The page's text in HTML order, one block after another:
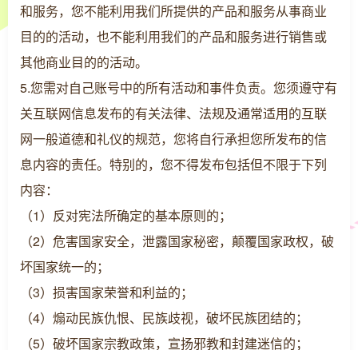
和服务，您不能利用我们所提供的产品和服务从事商业
目的的活动，也不能利用我们的产品和服务进行销售或
其他商业目的的活动。
5.您需对自己账号中的所有活动和事件负责。您须遵守有
关互联网信息发布的有关法律、法规及通常适用的互联
网一般道德和礼仪的规范，您将自行承担您所发布的信
息内容的责任。特别的，您不得发布包括但不限于下列
内容：
（1）反对宪法所确定的基本原则的；
（2）危害国家安全，泄露国家秘密，颠覆国家政权，破
坏国家统一的；
（3）损害国家荣誉和利益的；
（4）煽动民族仇恨、民族歧视，破坏民族团结的；
（5）破坏国家宗教政策，宣扬邪教和封建迷信的；